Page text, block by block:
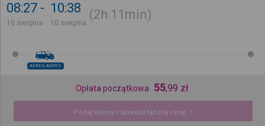
08:27
10 sierpnia
10:38
10 sierpnia
2h 11min
ADRES-ADRES
Opłata początkowa 55,99 zł
Podaj adresy i sprawdź łączną cenę